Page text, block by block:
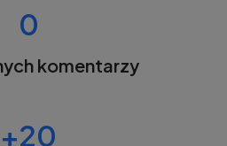
0
komentarzy
+20